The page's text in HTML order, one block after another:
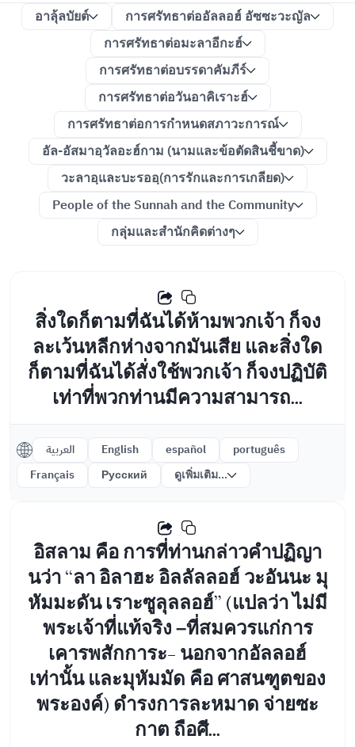
อาลุ้ลบัยต์
การศรัทธาต่ออัลลอฮ์ อัซซะวะญัล
การศรัทธาต่อมะลาอีกะฮ์
การศรัทธาต่อบรรดาคัมภีร์
การศรัทธาต่อวันอาคิเราะฮ์
การศรัทธาต่อการกำหนดสภาวะการณ์
อัล-อัสมาอฺวัลอะฮ์กาม (นามและข้อตัดสินชี้ขาด)
วะลาอฺและบะรออฺ(การรักและการเกลียด)
People of the Sunnah and the Community
กลุ่มและสำนักคิดต่างๆ
สิ่งใดก็ตามที่ฉันได้ห้ามพวกเจ้า ก็จง
ละเว้นหลีกห่างจากมันเสีย และสิ่งใด
ก็ตามที่ฉันได้สั่งใช้พวกเจ้า ก็จงปฏิบัติ
เท่าที่พวกท่านมีความสามารถ...
العربية English español
português
Français
Русский ดูเพิ่มเติม...
อิสลาม คือ การที่ท่านกล่าวคำปฏิญา
นว่า “ลา อิลาฮะ อิลลัลลอฮ์ วะอันนะ มุ
หัมมะดัน เราะซูลุลลอฮ์” (แปลว่า ไม่มี
พระเจ้าที่แท้จริง –ที่สมควรแก่การ
เคารพสักการะ- นอกจากอัลลอฮ์
เท่านั้น และมุหัมมัด คือ ศาสนฑูตของ
พระองค์) ดำรงการละหมาด จ่ายซะ
กาต ถือศี...